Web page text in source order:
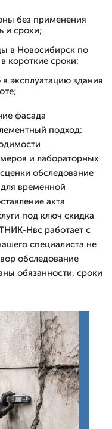
без применения
и сроки;
в Новосибирск по
короткие сроки;
эксплуатацию здания
фасада
подход:
и лабораторных
обследование
временной
акта
под ключ скидка
Нвс работает с
специалиста не
обследование
обязанности, сроки